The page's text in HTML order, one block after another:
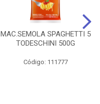
MAC.SEMOLA SPAGHETTI 5
TODESCHINI 500G
Código: 111777